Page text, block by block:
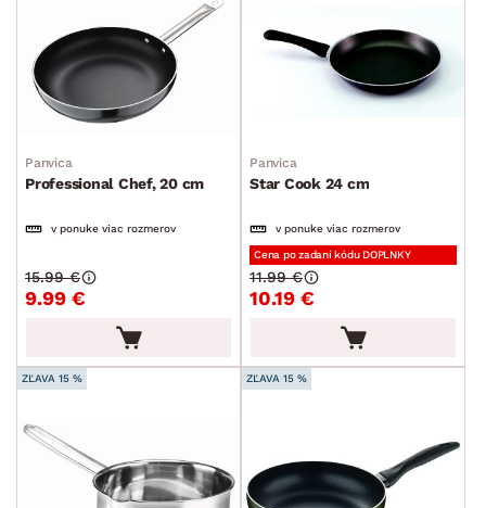
SKLADOVOSŤ
Panvica
Professional Chef, 20 cm
v ponuke viac rozmerov
9.99 €
15.99 €
Panvica
Star Cook 24 cm
v ponuke viac rozmerov
Cena po zadaní kódu DOPLNKY
10.19 €
11.99 €
ZĽAVA 15 % ZĽAVA 15 %